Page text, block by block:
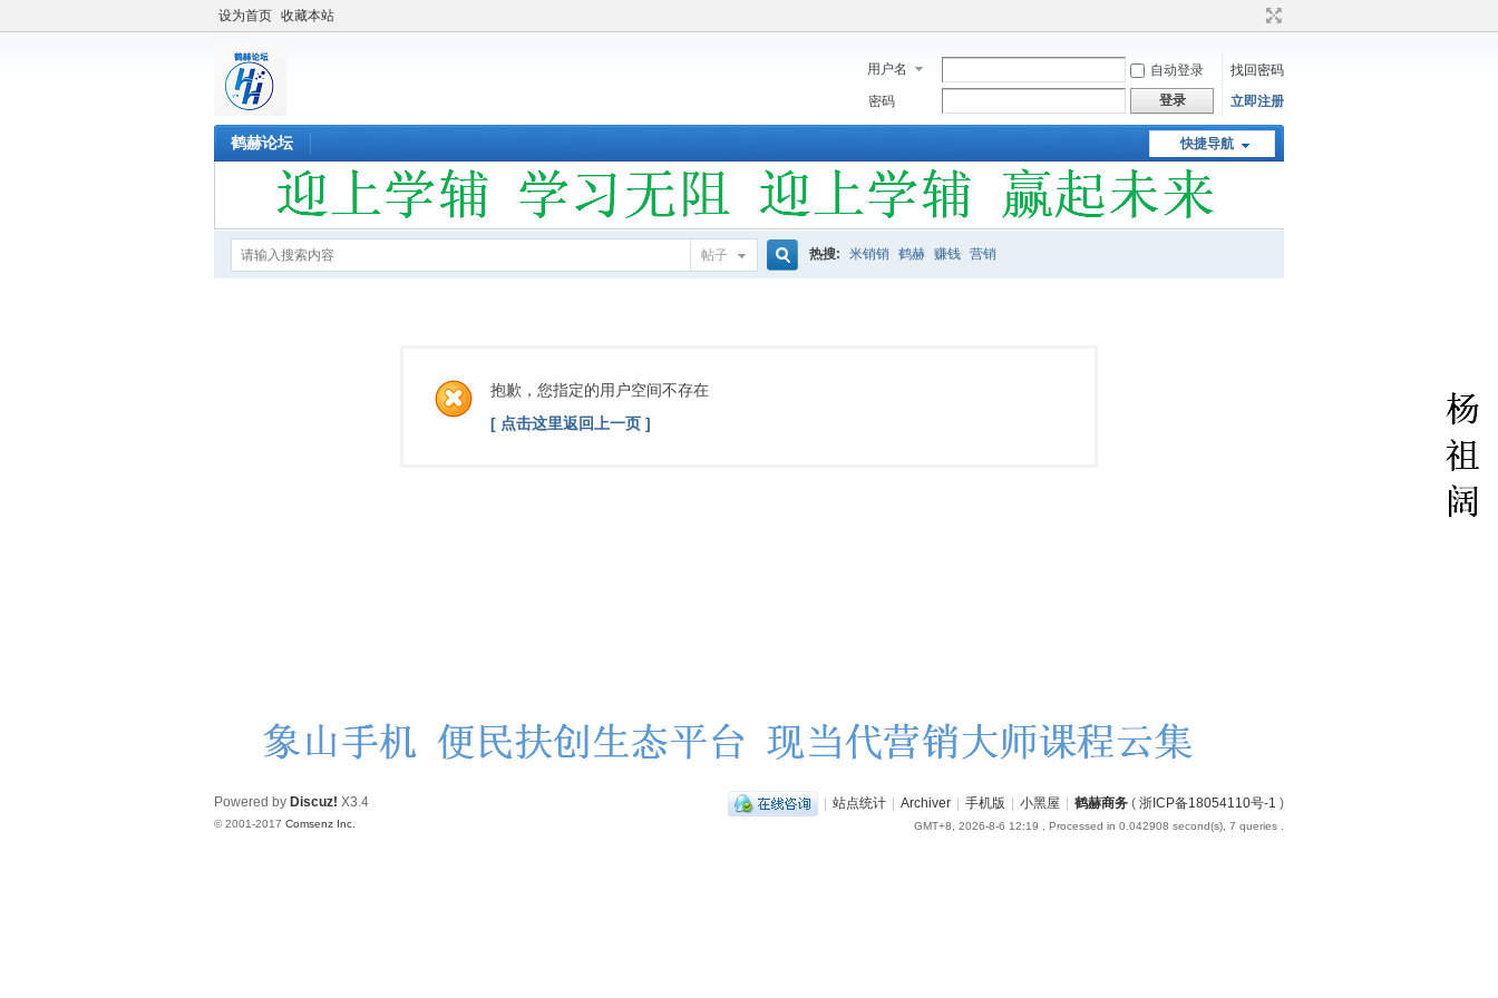
设为首页 收藏本站
用户名 自动登录
找回密码
密码
登录 立即注册
快捷导航
鹤赫论坛
帖子 热搜: 米销销 鹤赫 赚钱 营销
抱歉，您指定的用户空间不存在
[ 点击这里返回上一页 ]
| 站点统计 | Archiver | 手机版 | 小黑屋 | 鹤赫商务 ( 浙ICP备18054110号-1 )
GMT+8, 2026-8-6 12:19 , Processed in 0.042908 second(s), 7 queries .
Powered by Discuz! X3.4
© 2001-2017 Comsenz Inc.